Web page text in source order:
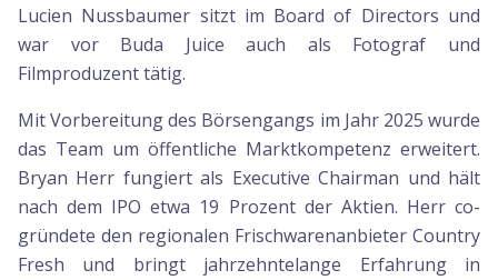
Lucien Nussbaumer sitzt im Board of Directors und
war vor Buda Juice auch als Fotograf und
Filmproduzent tätig.
Mit Vorbereitung des Börsengangs im Jahr 2025 wurde
das Team um öffentliche Marktkompetenz erweitert.
Bryan Herr fungiert als Executive Chairman und hält
nach dem IPO etwa 19 Prozent der Aktien. Herr co-
gründete den regionalen Frischwarenanbieter Country
Fresh und bringt jahrzehntelange Erfahrung in